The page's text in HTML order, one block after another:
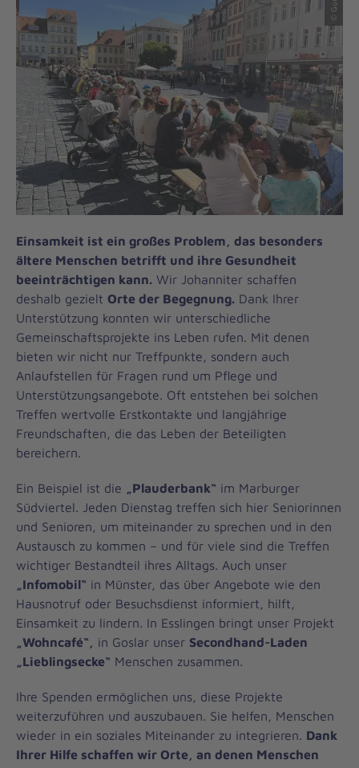
Einsamkeit ist ein großes Problem, das besonders
ältere Menschen betrifft und ihre Gesundheit
beeinträchtigen kann. Wir Johanniter schaffen
deshalb gezielt Orte der Begegnung. Dank Ihrer
Unterstützung konnten wir unterschiedliche
Gemeinschaftsprojekte ins Leben rufen. Mit denen
bieten wir nicht nur Treffpunkte, sondern auch
Anlaufstellen für Fragen rund um Pflege und
Unterstützungsangebote. Oft entstehen bei solchen
Treffen wertvolle Erstkontakte und langjährige
Freundschaften, die das Leben der Beteiligten
bereichern.
Ein Beispiel ist die „Plauderbank“ im Marburger
Südviertel. Jeden Dienstag treffen sich hier Seniorinnen
und Senioren, um miteinander zu sprechen und in den
Austausch zu kommen – und für viele sind die Treffen
wichtiger Bestandteil ihres Alltags. Auch unser
„Infomobil“ in Münster, das über Angebote wie den
Hausnotruf oder Besuchsdienst informiert, hilft,
Einsamkeit zu lindern. In Esslingen bringt unser Projekt
„Wohncafé“, in Goslar unser Secondhand-Laden
„Lieblingsecke“ Menschen zusammen.
Ihre Spenden ermöglichen uns, diese Projekte
weiterzuführen und auszubauen. Sie helfen, Menschen
wieder in ein soziales Miteinander zu integrieren. Dank
Ihrer Hilfe schaffen wir Orte, an denen Menschen